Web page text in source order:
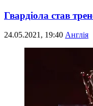
Гвардіола став
24.05.2021, 19:40 Англія